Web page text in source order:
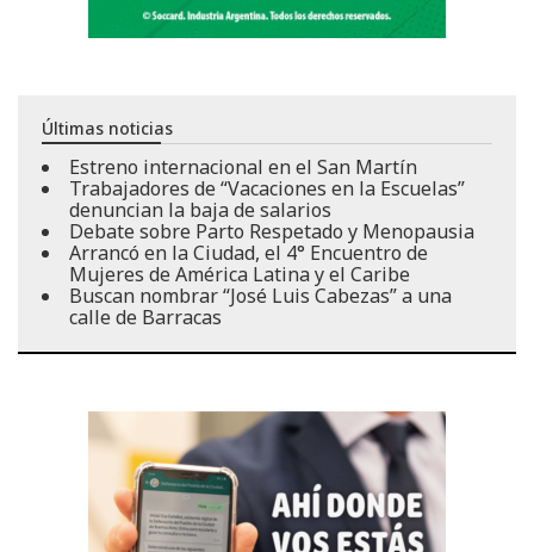
Últimas noticias
Estreno internacional en el San Martín
Trabajadores de “Vacaciones en la Escuelas”
denuncian la baja de salarios
Debate sobre Parto Respetado y Menopausia
Arrancó en la Ciudad, el 4° Encuentro de
Mujeres de América Latina y el Caribe
Buscan nombrar “José Luis Cabezas” a una
calle de Barracas